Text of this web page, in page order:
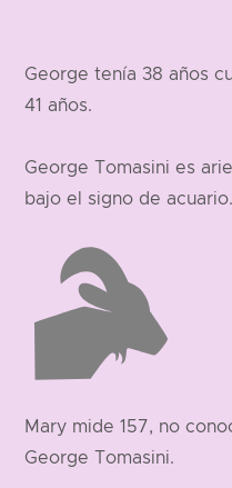
George tenía 38 años
41 años.
George Tomasini es
bajo el signo de acuario.
Mary mide 157, no
George Tomasini.